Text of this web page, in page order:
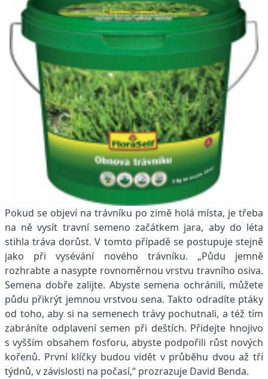
Pokud se objeví na trávníku po zimě holá místa, je třeba
na ně vysít travní semeno začátkem jara, aby do léta
stihla tráva dorůst. V tomto případě se postupuje stejně
jako při vysévání nového trávníku. „Půdu jemně
rozhrabte a nasypte rovnoměrnou vrstvu travního osiva.
Semena dobře zalijte. Abyste semena ochránili, můžete
půdu přikrýt jemnou vrstvou sena. Takto odradíte ptáky
od toho, aby si na semenech trávy pochutnali, a též tím
zabráníte odplavení semen při deštích. Přidejte hnojivo
s vyšším obsahem fosforu, abyste podpořili růst nových
kořenů. První klíčky budou vidět v průběhu dvou až tří
týdnů, v závislosti na počasí,“ prozrazuje David Benda.